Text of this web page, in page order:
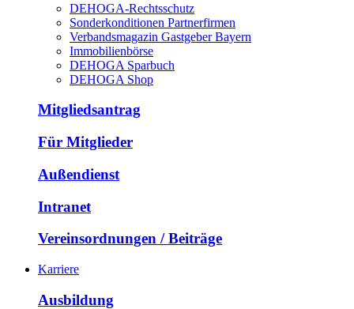
DEHOGA-Rechtsschutz
Sonderkonditionen Partnerfirmen
Verbandsmagazin Gastgeber Bayern
Immobilienbörse
DEHOGA Sparbuch
DEHOGA Shop
Mitgliedsantrag
Für Mitglieder
Außendienst
Intranet
Vereinsordnungen / Beiträge
Karriere
Ausbildung